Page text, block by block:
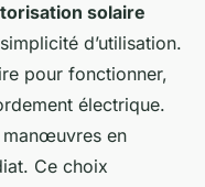
solaire
d’utilisation.
pour fonctionner,
électrique.
manœuvres en
Ce choix